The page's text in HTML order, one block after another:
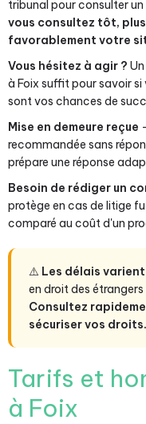
tribunal pour consulter
vous consultez tôt,
favorablement votre
Vous hésitez à agir ?
à Foix suffit pour savoir si
sont vos chances de
Mise en demeure reçue
recommandée sans
prépare une réponse
Besoin de rédiger un
protège en cas de litige
comparé au coût d'un
⚠️ Les délais
en droit des
Consultez
sécuriser vos droits.
Tarifs et
à Foix